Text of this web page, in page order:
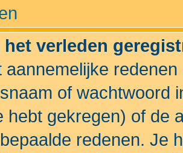
het verleden
aannemelijke
of wachtwoord
hebt gekregen) of de
redenen. Je